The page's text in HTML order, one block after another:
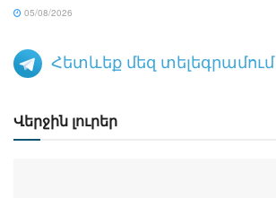
05/08/2026
Հետևեք մեզ տելեգրամում
Վերջին լուրեր